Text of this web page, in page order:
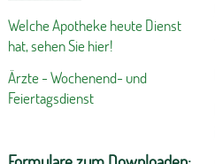
Welche Apotheke heute Dienst
hat, sehen Sie hier!
Ärzte - Wochenend- und
Feiertagsdienst